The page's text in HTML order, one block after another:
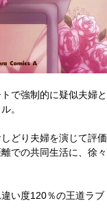
で強制的に疑似夫婦と
。
どり夫婦を演じて評価
での共同生活に、徐々
い度120％の王道ラブ